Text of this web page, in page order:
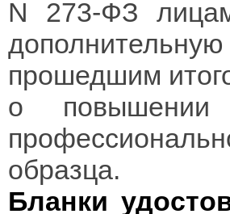
N 273-ФЗ
прошедшим
о
образца.
Бланки